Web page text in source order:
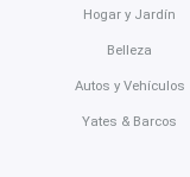
Hogar y Jardín
Belleza
Autos y Vehículos
Yates & Barcos